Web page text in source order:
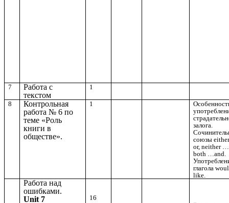
7
Работа с
текстом
1
8
Контрольная
работа № 6 по
теме «Роль
книги в
обществе».
1
залога.
союзы
or, neither
both …and.
глагола
like.
Работа над
ошибками.
Unit 7
16